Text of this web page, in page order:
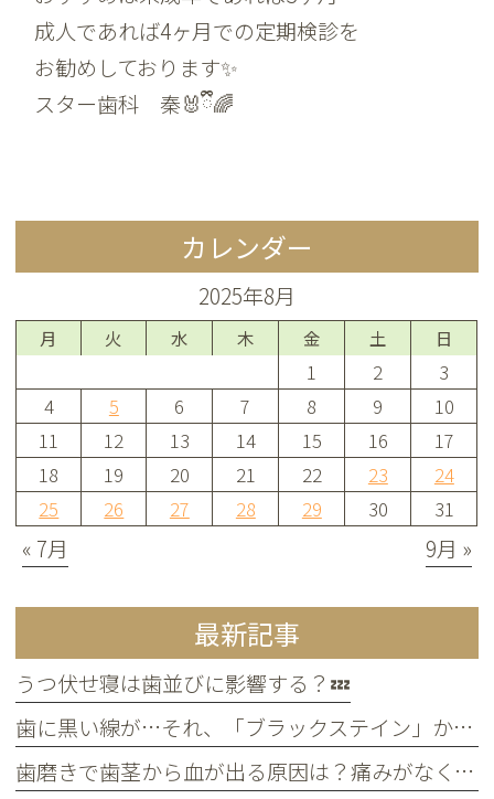
成人であれば4ヶ月での定期検診を
お勧めしております✨
スター歯科 秦🐰ྀི️🌈
カレンダー
2025年8月
月 火 水 木 金 土 日
1 2
3
4
5 6 7 8 9
10
11
12 13 14 15 16
17
18
19 20 21 22 23
24
25
26 27 28 29 30 31
« 7月 9月 »
最新記事
うつ伏せ寝は歯並びに影響する？💤
歯に黒い線が…それ、「ブラックステイン」かもしれません！
歯磨きで歯茎から血が出る原因は？痛みがなくても受診すべき判断基準